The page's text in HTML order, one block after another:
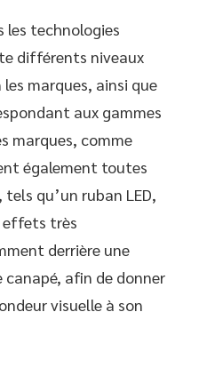
les technologies
différents niveaux
marques, ainsi que
aux gammes
marques, comme
également toutes
qu’un ruban LED,
effets très
derrière une
canapé, afin de donner
visuelle à son